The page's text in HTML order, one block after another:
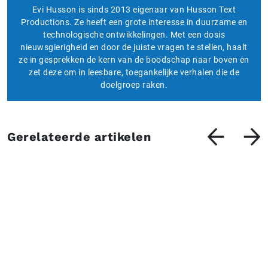
Evi Husson is sinds 2013 eigenaar van Husson Text
Productions. Ze heeft een grote interesse in duurzame en
technologische ontwikkelingen. Met een dosis
nieuwsgierigheid en door de juiste vragen te stellen, haalt
ze in gesprekken de kern van de boodschap naar boven en
zet deze om in leesbare, toegankelijke verhalen die de
doelgroep raken.
Gerelateerde artikelen